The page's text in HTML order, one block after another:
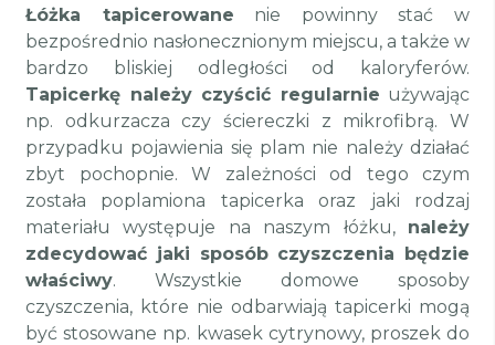
Łóżka tapicerowane nie powinny stać w
bezpośrednio nasłonecznionym miejscu, a także w
bardzo bliskiej odległości od kaloryferów.
Tapicerkę należy czyścić regularnie używając
np. odkurzacza czy ściereczki z mikrofibrą. W
przypadku pojawienia się plam nie należy działać
zbyt pochopnie. W zależności od tego czym
została poplamiona tapicerka oraz jaki rodzaj
materiału występuje na naszym łóżku, należy
zdecydować jaki sposób czyszczenia będzie
właściwy. Wszystkie domowe sposoby
czyszczenia, które nie odbarwiają tapicerki mogą
być stosowane np. kwasek cytrynowy, proszek do